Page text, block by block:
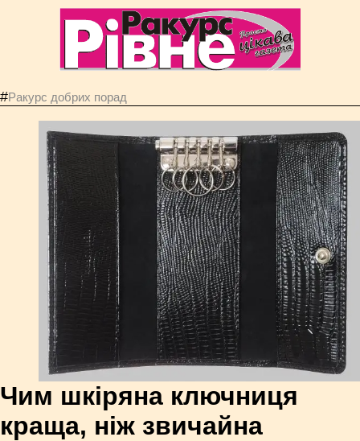
#Ракурс добрих порад
Чим шкіряна ключниця
краща, ніж звичайна